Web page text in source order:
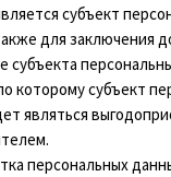
субъект
для заключения
субъекта
которому субъект
являться
персональных